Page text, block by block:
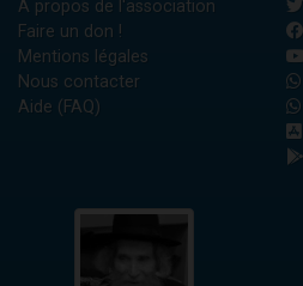
A propos de l'association
Faire un don !
Mentions légales
Nous contacter
Aide (FAQ)